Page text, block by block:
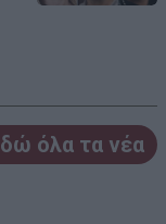
όλα τα νέα